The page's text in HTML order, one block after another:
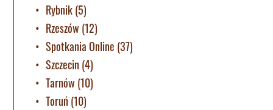
Rybnik(5)
Rzeszów (12)
Spotkania Online (37)
Szczecin (4)
Tarnów (10)
Toruń (10)